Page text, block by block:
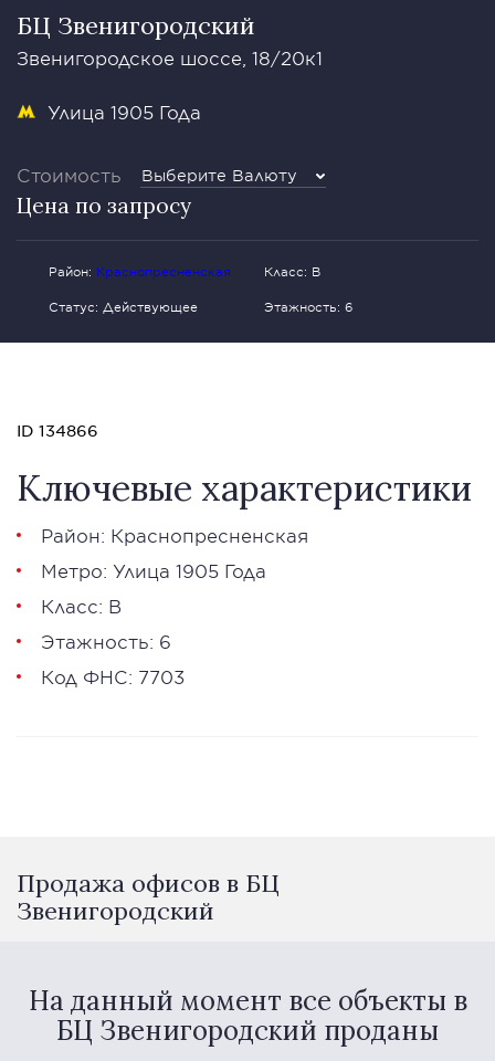
БЦ Звенигородский
Звенигородское шоссе, 18/20к1
Улица 1905 Года
Стоимость Выберите Валюту
Цена по запросу
Район: Краснопресненская Класс: В
Статус: Действующее Этажность: 6
ID 134866
Ключевые характеристики
Район: Краснопресненская
Метро: Улица 1905 Года
Класс: В
Этажность: 6
Код ФНС: 7703
Продажа офисов в БЦ
Звенигородский
На данный момент все объекты в
БЦ Звенигородский проданы